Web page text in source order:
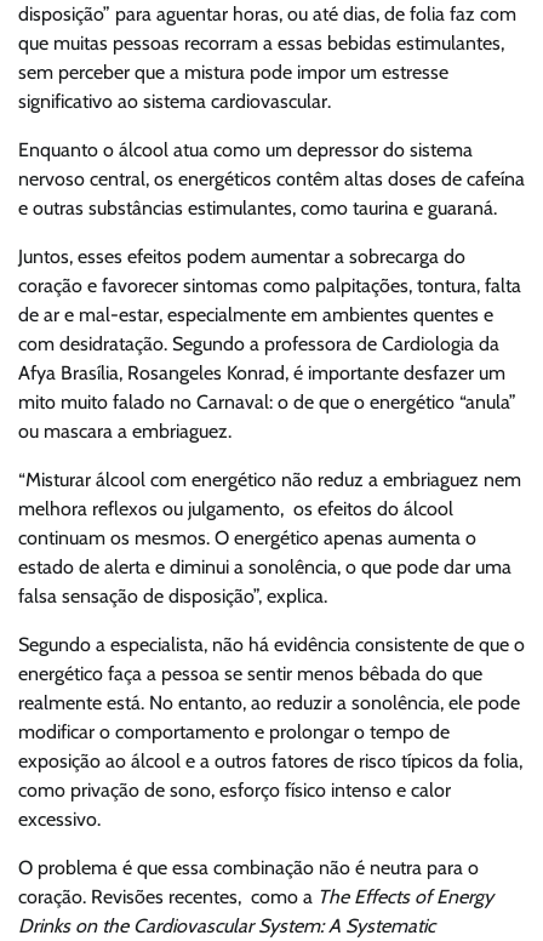
disposição” para aguentar horas, ou até dias, de folia faz com
que muitas pessoas recorram a essas bebidas estimulantes,
sem perceber que a mistura pode impor um estresse
significativo ao sistema cardiovascular.
Enquanto o álcool atua como um depressor do sistema
nervoso central, os energéticos contêm altas doses de cafeína
e outras substâncias estimulantes, como taurina e guaraná.
Juntos, esses efeitos podem aumentar a sobrecarga do
coração e favorecer sintomas como palpitações, tontura, falta
de ar e mal-estar, especialmente em ambientes quentes e
com desidratação. Segundo a professora de Cardiologia da
Afya Brasília, Rosangeles Konrad, é importante desfazer um
mito muito falado no Carnaval: o de que o energético “anula”
ou mascara a embriaguez.
“Misturar álcool com energético não reduz a embriaguez nem
melhora reflexos ou julgamento, os efeitos do álcool
continuam os mesmos. O energético apenas aumenta o
estado de alerta e diminui a sonolência, o que pode dar uma
falsa sensação de disposição”, explica.
Segundo a especialista, não há evidência consistente de que o
energético faça a pessoa se sentir menos bêbada do que
realmente está. No entanto, ao reduzir a sonolência, ele pode
modificar o comportamento e prolongar o tempo de
exposição ao álcool e a outros fatores de risco típicos da folia,
como privação de sono, esforço físico intenso e calor
excessivo.
O problema é que essa combinação não é neutra para o
coração. Revisões recentes, como a The Effects of Energy
Drinks on the Cardiovascular System: A Systematic